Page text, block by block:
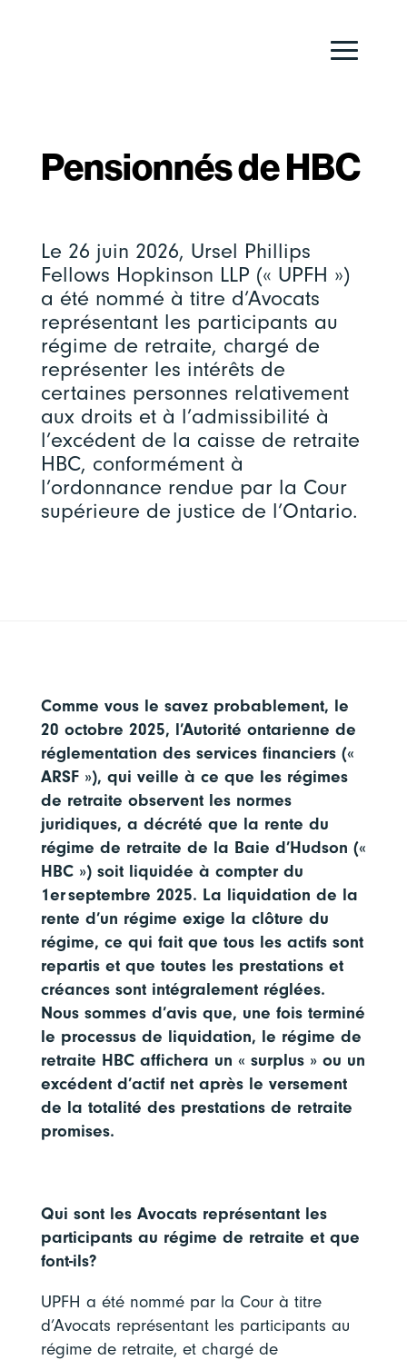
Pensionnés de HBC
Le 26 juin 2026, Ursel Phillips
Fellows Hopkinson LLP (« UPFH »)
a été nommé à titre d’Avocats
représentant les participants au
régime de retraite, chargé de
représenter les intérêts de
certaines personnes relativement
aux droits et à l’admissibilité à
l’excédent de la caisse de retraite
HBC, conformément à
l’ordonnance rendue par la Cour
supérieure de justice de l’Ontario.
Comme vous le savez probablement, le
20 octobre 2025, l’Autorité ontarienne de
réglementation des services financiers («
ARSF »), qui veille à ce que les régimes
de retraite observent les normes
juridiques, a décrété que la rente du
régime de retraite de la Baie d’Hudson («
HBC ») soit liquidée à compter du
1erseptembre 2025. La liquidation de la
rente d’un régime exige la clôture du
régime, ce qui fait que tous les actifs sont
repartis et que toutes les prestations et
créances sont intégralement réglées.
Nous sommes d’avis que, une fois terminé
le processus de liquidation, le régime de
retraite HBC affichera un « surplus » ou un
excédent d’actif net après le versement
de la totalité des prestations de retraite
promises.
Qui sont les Avocats représentant les
participants au régime de retraite et que
font-ils?
UPFH a été nommé par la Cour à titre
d’Avocats représentant les participants au
régime de retraite, et chargé de